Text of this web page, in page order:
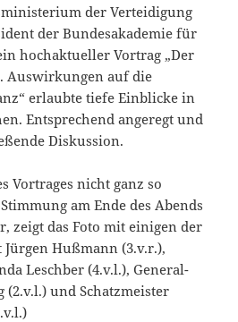
der Verteidigung
der Bundesakademie für
hochaktueller Vortrag „Der
Auswirkungen auf die
erlaubte tiefe Einblicke in
Entsprechend angeregt und
Diskussion.
Vortrages nicht ganz so
am Ende des Abends
zeigt das Foto mit einigen der
Hußmann (3.v.r.),
Leschber (4.v.l.), General-
(2.v.l.) und Schatzmeister